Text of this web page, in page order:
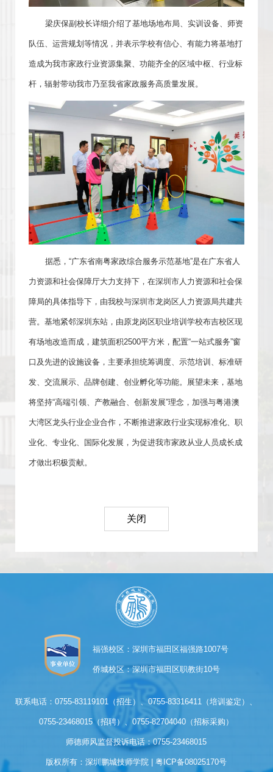
梁庆保副校长详细介绍了基地场地布局、实训设备、师资
队伍、运营规划等情况，并表示学校有信心、有能力将基地打
造成为我市家政行业资源集聚、功能齐全的区域中枢、行业标
杆，辐射带动我市乃至我省家政服务高质量发展。
据悉，“广东省南粤家政综合服务示范基地”是在广东省人
力资源和社会保障厅大力支持下，在深圳市人力资源和社会保
障局的具体指导下，由我校与深圳市龙岗区人力资源局共建共
营。基地紧邻深圳东站，由原龙岗区职业培训学校布吉校区现
有场地改造而成，建筑面积2500平方米，配置“一站式服务”窗
口及先进的设施设备，主要承担统筹调度、示范培训、标准研
发、交流展示、品牌创建、创业孵化等功能。展望未来，基地
将坚持“高端引领、产教融合、创新发展”理念，加强与粤港澳
大湾区龙头行业企业合作，不断推进家政行业实现标准化、职
业化、专业化、国际化发展，为促进我市家政从业人员成长成
才做出积极贡献。
关闭
福强校区：深圳市福田区福强路1007号
侨城校区：深圳市福田区职教街10号
联系电话：0755-83119101（招生）、0755-83316411（培训鉴定）、
0755-23468015（招聘）、0755-82704040（招标采购）
师德师风监督投诉电话：0755-23468015
版权所有：深圳鹏城技师学院 | 粤ICP备08025170号